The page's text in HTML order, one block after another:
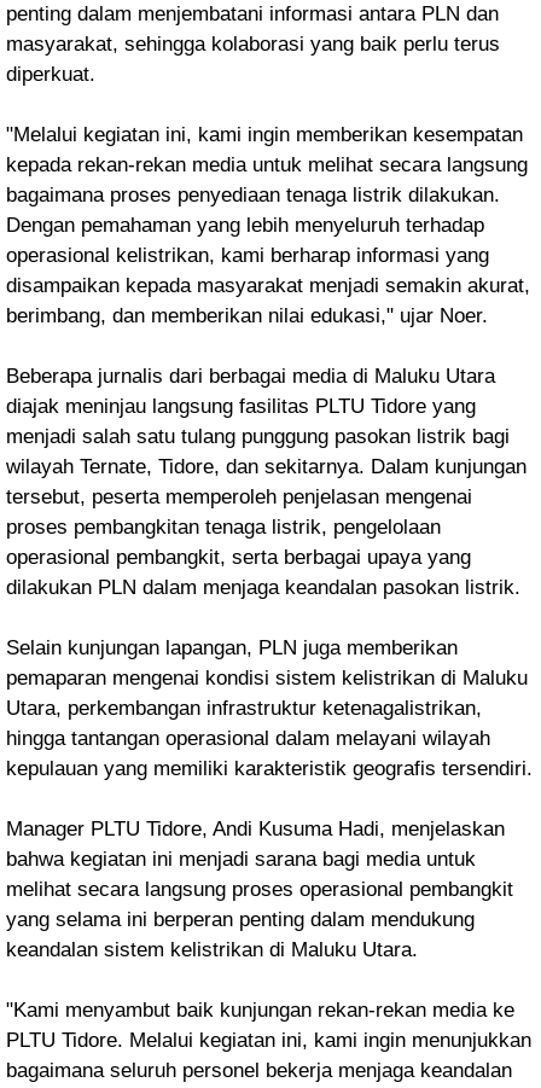
penting dalam menjembatani informasi antara PLN dan
masyarakat, sehingga kolaborasi yang baik perlu terus
diperkuat.
"Melalui kegiatan ini, kami ingin memberikan kesempatan
kepada rekan-rekan media untuk melihat secara langsung
bagaimana proses penyediaan tenaga listrik dilakukan.
Dengan pemahaman yang lebih menyeluruh terhadap
operasional kelistrikan, kami berharap informasi yang
disampaikan kepada masyarakat menjadi semakin akurat,
berimbang, dan memberikan nilai edukasi," ujar Noer.
Beberapa jurnalis dari berbagai media di Maluku Utara
diajak meninjau langsung fasilitas PLTU Tidore yang
menjadi salah satu tulang punggung pasokan listrik bagi
wilayah Ternate, Tidore, dan sekitarnya. Dalam kunjungan
tersebut, peserta memperoleh penjelasan mengenai
proses pembangkitan tenaga listrik, pengelolaan
operasional pembangkit, serta berbagai upaya yang
dilakukan PLN dalam menjaga keandalan pasokan listrik.
Selain kunjungan lapangan, PLN juga memberikan
pemaparan mengenai kondisi sistem kelistrikan di Maluku
Utara, perkembangan infrastruktur ketenagalistrikan,
hingga tantangan operasional dalam melayani wilayah
kepulauan yang memiliki karakteristik geografis tersendiri.
Manager PLTU Tidore, Andi Kusuma Hadi, menjelaskan
bahwa kegiatan ini menjadi sarana bagi media untuk
melihat secara langsung proses operasional pembangkit
yang selama ini berperan penting dalam mendukung
keandalan sistem kelistrikan di Maluku Utara.
"Kami menyambut baik kunjungan rekan-rekan media ke
PLTU Tidore. Melalui kegiatan ini, kami ingin menunjukkan
bagaimana seluruh personel bekerja menjaga keandalan